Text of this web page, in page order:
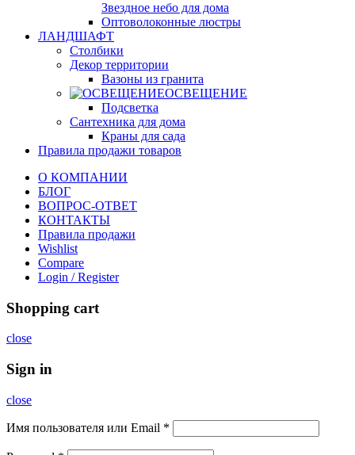
Звездное небо для дома
Оптоволоконные люстры
ЛАНДШАФТ
Столбики
Декор территории
Вазоны из гранита
ОСВЕЩЕНИЕ
Подсветка
Сантехника для дома
Краны для сада
Правила продажи товаров
О КОМПАНИИ
БЛОГ
ВОПРОС-ОТВЕТ
КОНТАКТЫ
Правила продажи
Wishlist
Compare
Login / Register
Shopping cart
close
Sign in
close
Имя пользователя или Email *